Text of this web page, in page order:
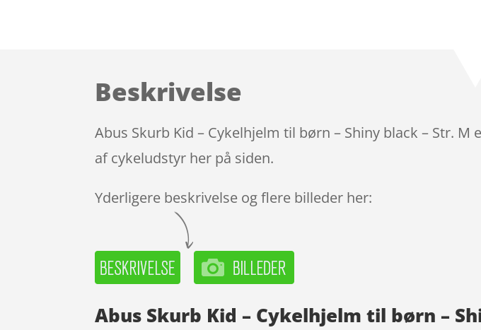
Beskrivelse
Abus Skurb Kid – Cykelhjelm til børn – Shiny black – Str.
af cykeludstyr her på siden.
Yderligere beskrivelse og flere billeder her:
Abus Skurb Kid – Cykelhjelm til børn –